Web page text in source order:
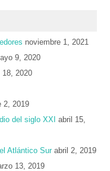
noviembre 1, 2021
9, 2020
18, 2020
2, 2019
del siglo XXI
abril 15,
Atlántico Sur abril 2, 2019
13, 2019